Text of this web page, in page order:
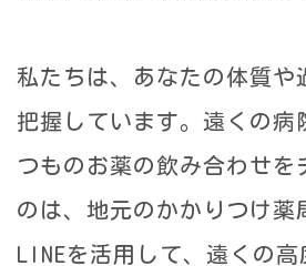
私たちは、あなたの体質や
把握しています。遠くの病
つものお薬の飲み合わせを
のは、地元のかかりつけ薬
LINEを活用して、遠くの